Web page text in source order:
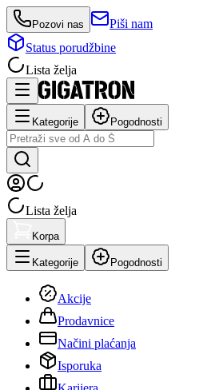
Pozovi nas
Piši nam
Status porudžbine
Lista želja
Kategorije Pogodnosti
Lista želja
Korpa
Kategorije Pogodnosti
Akcije
Prodavnice
Načini plaćanja
Isporuka